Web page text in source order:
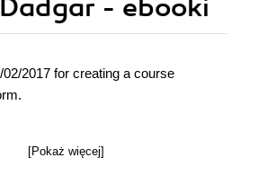
- ebooki
2017 for creating a course
[Pokaż więcej]